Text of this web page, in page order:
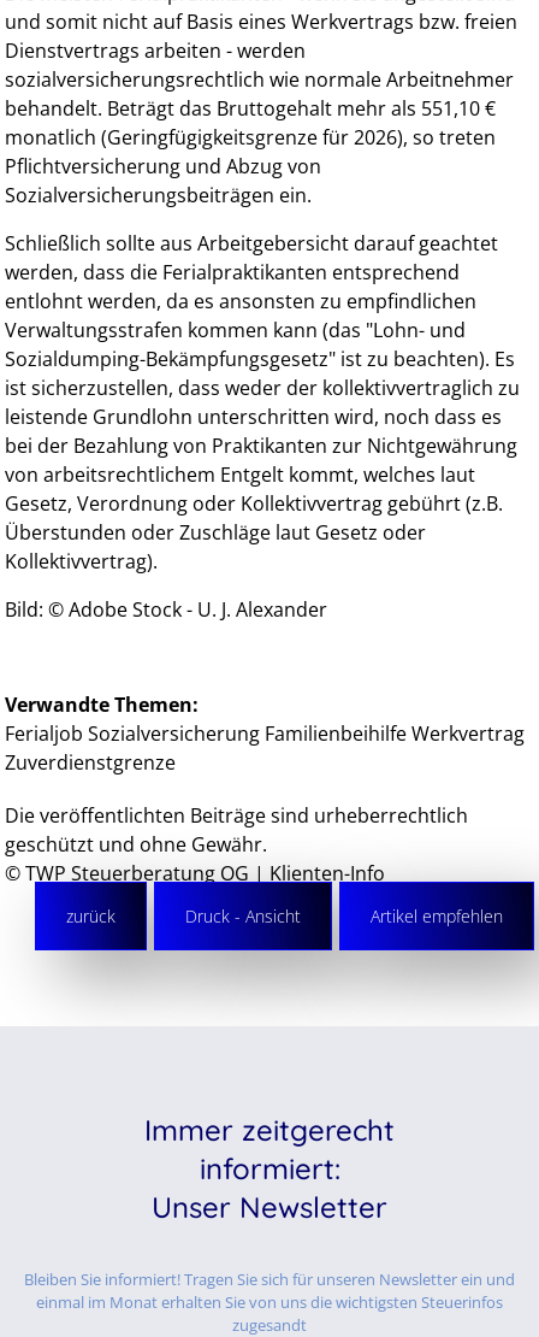
und somit nicht auf Basis eines Werkvertrags bzw. freien
Dienstvertrags arbeiten - werden
sozialversicherungsrechtlich wie normale Arbeitnehmer
behandelt. Beträgt das Bruttogehalt mehr als 551,10 €
monatlich (Geringfügigkeitsgrenze für 2026), so treten
Pflichtversicherung und Abzug von
Sozialversicherungsbeiträgen ein.
Schließlich sollte aus Arbeitgebersicht darauf geachtet
werden, dass die Ferialpraktikanten entsprechend
entlohnt werden, da es ansonsten zu empfindlichen
Verwaltungsstrafen kommen kann (das "Lohn- und
Sozialdumping-Bekämpfungsgesetz" ist zu beachten). Es
ist sicherzustellen, dass weder der kollektivvertraglich zu
leistende Grundlohn unterschritten wird, noch dass es
bei der Bezahlung von Praktikanten zur Nichtgewährung
von arbeitsrechtlichem Entgelt kommt, welches laut
Gesetz, Verordnung oder Kollektivvertrag gebührt (z.B.
Überstunden oder Zuschläge laut Gesetz oder
Kollektivvertrag).
Bild: © Adobe Stock - U. J. Alexander
Verwandte Themen:
Ferialjob Sozialversicherung FamilienbeihilfeWerkvertrag
Zuverdienstgrenze
Die veröffentlichten Beiträge sind urheberrechtlich
geschützt und ohne Gewähr.
© TWP Steuerberatung OG | Klienten-Info
zurück Druck - Ansicht Artikel empfehlen
Immer zeitgerecht
informiert:
Unser Newsletter
Bleiben Sie informiert! Tragen Sie sich für unseren Newsletter ein und
einmal im Monat erhalten Sie von uns die wichtigsten Steuerinfos
zugesandt